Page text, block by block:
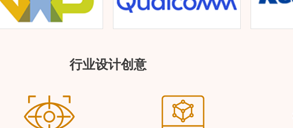
行业设计创意